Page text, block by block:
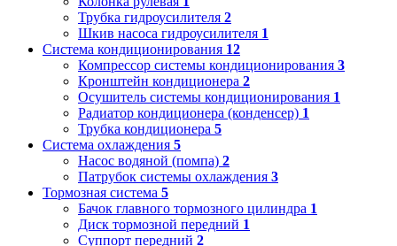
Трубка гидроусилителя 2
Шкив насоса гидроусилителя 1
Система кондиционирования 12
Компрессор системы кондиционирования 3
Кронштейн кондиционера 2
Осушитель системы кондиционирования 1
Радиатор кондиционера (конденсер) 1
Трубка кондиционера 5
Система охлаждения 5
Насос водяной (помпа) 2
Патрубок системы охлаждения 3
Тормозная система 5
Бачок главного тормозного цилиндра 1
Диск тормозной передний 1
Суппорт передний 2